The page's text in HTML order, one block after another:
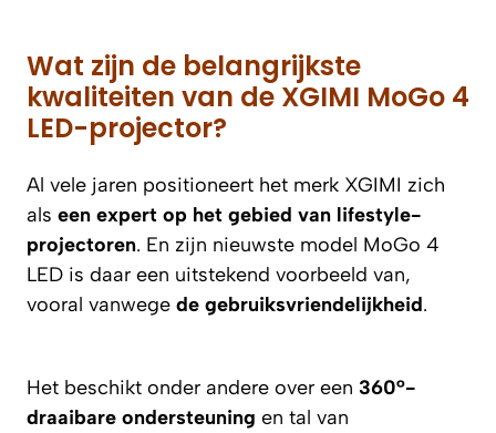
Wat zijn de belangrijkste
kwaliteiten van de XGIMI MoGo 4
LED-projector?
Al vele jaren positioneert het merk XGIMI zich
als een expert op het gebied van lifestyle-
projectoren. En zijn nieuwste model MoGo 4
LED is daar een uitstekend voorbeeld van,
vooral vanwege de gebruiksvriendelijkheid.
Het beschikt onder andere over een 360°-
draaibare ondersteuning en tal van